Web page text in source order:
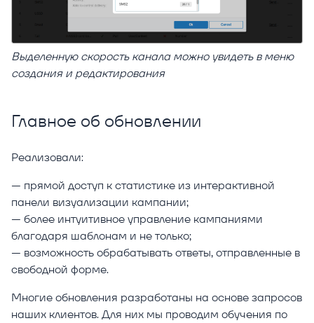
Выделенную скорость канала можно увидеть в меню
создания и редактирования
Главное об обновлении
Реализовали:
— прямой доступ к статистике из интерактивной
панели визуализации кампании;
— более интуитивное управление кампаниями
благодаря шаблонам и не только;
— возможность обрабатывать ответы, отправленные в
свободной форме.
Многие обновления разработаны на основе запросов
наших клиентов. Для них мы проводим обучения по